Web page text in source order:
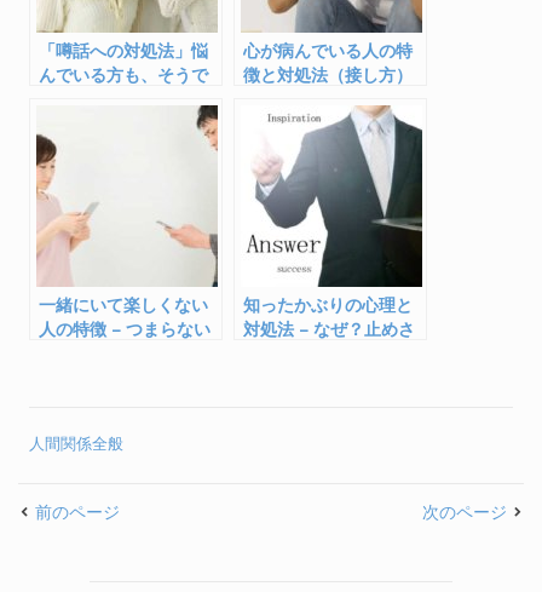
「噂話への対処法」悩
んでいる方も、そうで
心が病んでいる人の特
徴と対処法（接し方）
一緒にいて楽しくない
人の特徴 – つまらない
知ったかぶりの心理と
対処法 – なぜ？止めさ
人間関係全般
前のページ 次のページ